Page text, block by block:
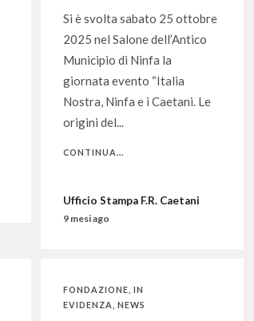
Si è svolta sabato 25 ottobre
2025 nel Salone dell’Antico
Municipio di Ninfa la
giornata evento “Italia
Nostra, Ninfa e i Caetani. Le
origini del...
CONTINUA...
Ufficio Stampa F.R. Caetani
9 mesi ago
FONDAZIONE ,IN
EVIDENZA
,NEWS